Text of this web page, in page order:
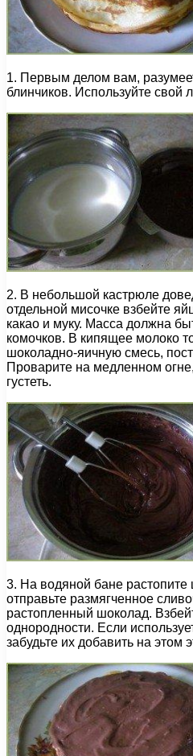
1. Первым делом вам,
блинчиков. Используйте свой
2. В небольшой кастрюле
отдельной мисочке взбейте
какао и муку. Масса должна
комочков. В кипящее молоко
шоколадно-яичную смесь,
Проварите на медленном
густеть.
3. На водяной бане
отправьте размягченное
растопленный шоколад.
однородности. Если
забудьте их добавить на этом